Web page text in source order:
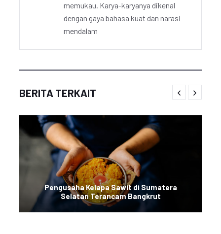
memukau. Karya-karyanya dikenal
dengan gaya bahasa kuat dan narasi
mendalam
BERITA TERKAIT
Pengusaha Kelapa Sawit di Sumatera
Selatan Terancam Bangkrut